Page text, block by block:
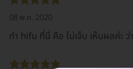
08 พ.ค. 2020
ทำ hifu ที่นี่ คือ ไม่เจ็บ เห็นผลค่ะ ว่